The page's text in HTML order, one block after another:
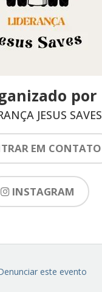
por
JESUS SAVES
EM CONTATO
INSTAGRAM
este evento